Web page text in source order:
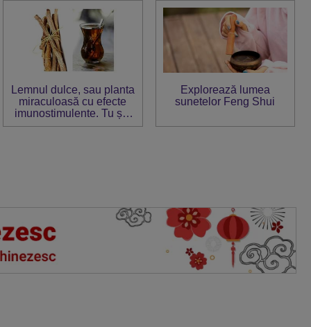
Lemnul dulce, sau planta
miraculoasă cu efecte
imunostimulente. Tu știi
cum trebuie consumat?
Explorează lumea
sunetelor Feng Shui